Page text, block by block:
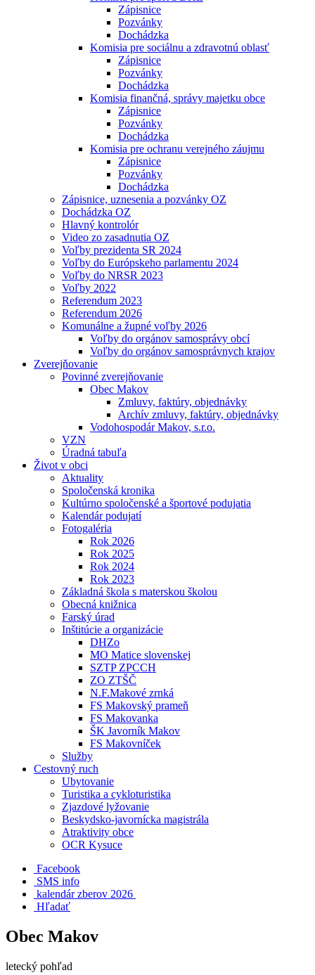
Zápisnice
Pozvánky
Dochádzka
Komisia pre sociálnu a zdravotnú oblasť
Zápisnice
Pozvánky
Dochádzka
Komisia finančná, správy majetku obce
Zápisnice
Pozvánky
Dochádzka
Komisia pre ochranu verejného záujmu
Zápisnice
Pozvánky
Dochádzka
Zápisnice, uznesenia a pozvánky OZ
Dochádzka OZ
Hlavný kontrolór
Video zo zasadnutia OZ
Voľby prezidenta SR 2024
Voľby do Európskeho parlamentu 2024
Voľby do NRSR 2023
Voľby 2022
Referendum 2023
Referendum 2026
Komunálne a župné voľby 2026
Voľby do orgánov samosprávy obcí
Voľby do orgánov samosprávnych krajov
Zverejňovanie
Povinné zverejňovanie
Obec Makov
Zmluvy, faktúry, objednávky
Archív zmluvy, faktúry, objednávky
Vodohospodár Makov, s.r.o.
VZN
Úradná tabuľa
Život v obci
Aktuality
Spoločenská kronika
Kultúrno spoločenské a športové podujatia
Kalendár podujatí
Fotogaléria
Rok 2026
Rok 2025
Rok 2024
Rok 2023
Základná škola s materskou školou
Obecná knižnica
Farský úrad
Inštitúcie a organizácie
DHZo
MO Matice slovenskej
SZTP ZPCCH
ZO ZTŠČ
N.F.Makové zrnká
FS Makovský prameň
FS Makovanka
ŠK Javorník Makov
FS Makovníček
Služby
Cestovný ruch
Ubytovanie
Turistika a cykloturistika
Zjazdové lyžovanie
Beskydsko-javornícka magistrála
Atraktivity obce
OCR Kysuce
Facebook
SMS info
​ kalendár zberov 2026
Hľadať
Obec Makov
letecký pohľad